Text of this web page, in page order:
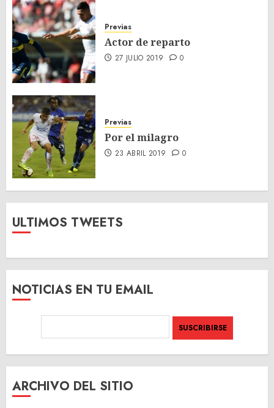
Previas
Actor de reparto
27 JULIO 2019 0
Previas
Por el milagro
23 ABRIL 2019 0
ULTIMOS TWEETS
NOTICIAS EN TU EMAIL
ARCHIVO DEL SITIO